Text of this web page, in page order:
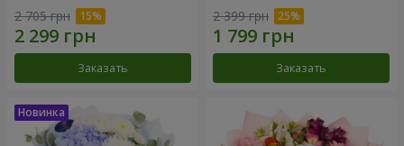
2 705 грн
Заказать
2 399 грн
Заказать